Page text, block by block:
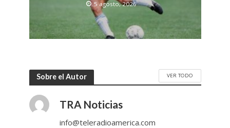
5 agosto, 2026
Sobre el Autor VER TODO
TRA Noticias
info@teleradioamerica.com